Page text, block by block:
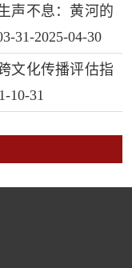
声不息：黄河的
31-2025-04-30
文化传播评估指
10-31